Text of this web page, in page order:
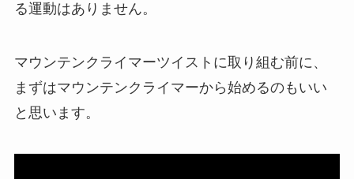
る運動はありません。
マウンテンクライマーツイストに取り組む前に、
まずはマウンテンクライマーから始めるのもいい
と思います。